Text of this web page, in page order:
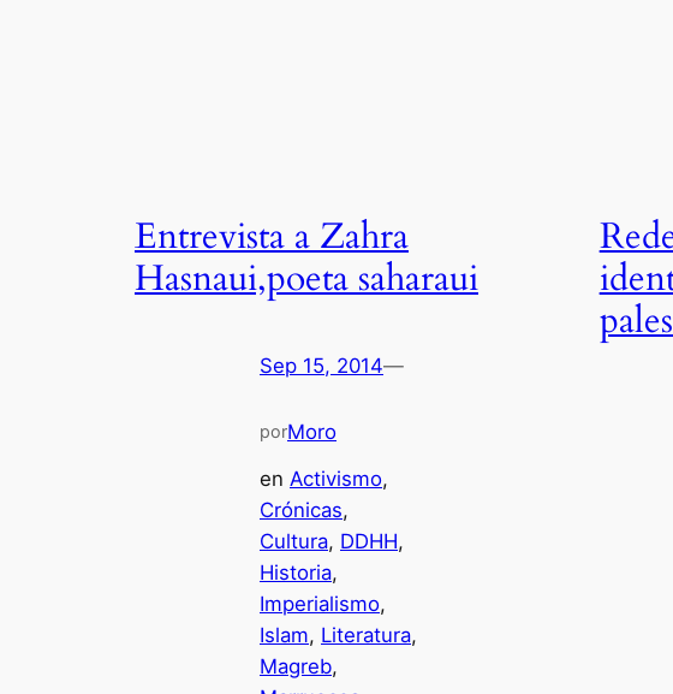
Entrevista a Zahra
Hasnaui,poeta saharaui
Sep 15, 2014—
porMoro
en Activismo
Crónicas
Cultura, DDHH
Historia
Imperialismo
Islam, Literatura
Magreb